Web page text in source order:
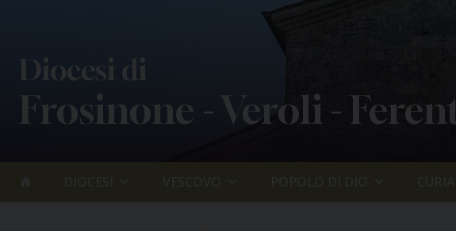
Diocesi di
Frosinone - Veroli -
DIOCESI VESCOVO POPOLO DI DIO